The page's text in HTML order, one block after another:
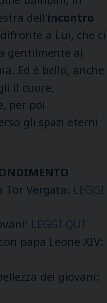
dell’incontro
a Lui, che ci
gentilmente al
Ed è bello, anche
il cuore,
per poi
gli spazi eterni
Tor Vergata: LEGGI
LEGGI QUI
papa Leone XIV:
dei giovani: